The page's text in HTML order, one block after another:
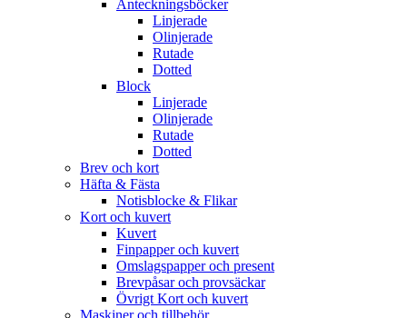
Anteckningsböcker
Linjerade
Olinjerade
Rutade
Dotted
Block
Linjerade
Olinjerade
Rutade
Dotted
Brev och kort
Häfta & Fästa
Notisblocke & Flikar
Kort och kuvert
Kuvert
Finpapper och kuvert
Omslagspapper och present
Brevpåsar och provsäckar
Övrigt Kort och kuvert
Maskiner och tillbehör